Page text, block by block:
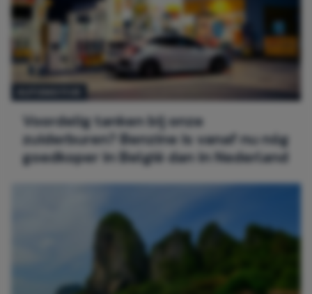
Voordelig tanken bij onze
zuiderburen? Benzine is vanaf nu nóg
goedkoper in België dan in Nederland